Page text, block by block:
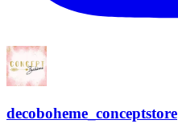
decoboheme_conceptstore